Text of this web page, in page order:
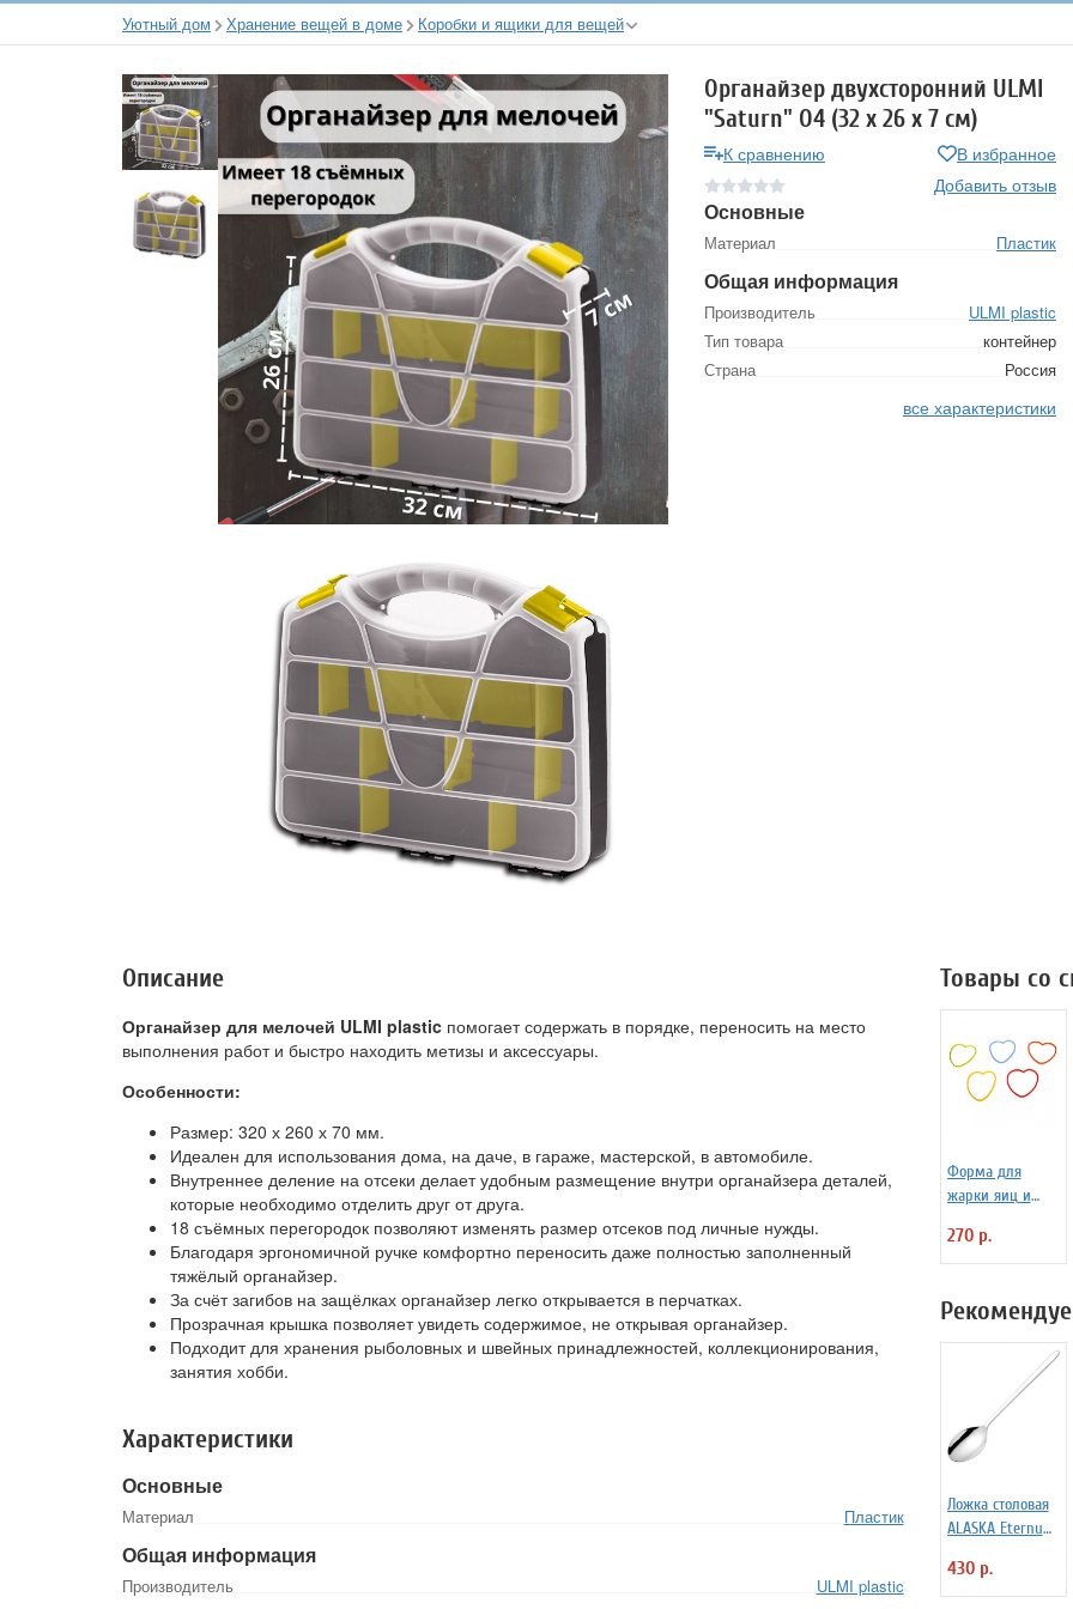
Уютный дом Хранение вещей в доме Коробки и ящики для вещей
Органайзер двухсторонний ULMI
"Saturn" O4 (32 х 26 х 7 см)
К сравнению
В избранное
Добавить отзыв
Основные
Материал Пластик
Общая информация
Производитель
ULMI plastic
Тип товара
контейнер
Страна
Россия
все характеристики
Описание
Органайзер для мелочей ULMI plastic помогает содержать в порядке, переносить на место
выполнения работ и быстро находить метизы и аксессуары.
Особенности:
Размер: 320 х 260 х 70 мм.
Идеален для использования дома, на даче, в гараже, мастерской, в автомобиле.
Внутреннее деление на отсеки делает удобным размещение внутри органайзера деталей,
которые необходимо отделить друг от друга.
18 съёмных перегородок позволяют изменять размер отсеков под личные нужды.
Благодаря эргономичной ручке комфортно переносить даже полностью заполненный
тяжёлый органайзер.
За счёт загибов на защёлках органайзер легко открывается в перчатках.
Прозрачная крышка позволяет увидеть содержимое, не открывая органайзер.
Подходит для хранения рыболовных и швейных принадлежностей, коллекционирования,
занятия хобби.
Характеристики
Основные
Материал Пластик
Общая информация
Производитель
ULMI plastic
Товары со
Форма для
жарки яиц и
силиконовая
Любовь
270 р.
Ложка столовая
ALASKA Eternum
430 р.